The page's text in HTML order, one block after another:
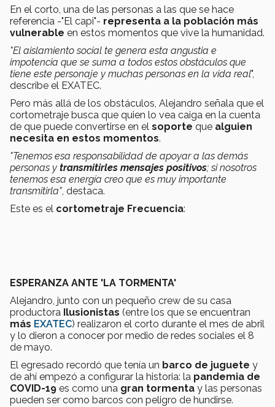
En el corto, una de las personas a las que se hace
referencia -"El capi"- representa a la población más
vulnerable en estos momentos que vive la humanidad.
"El aislamiento social te genera esta angustia e
impotencia que se suma a todos estos obstáculos que
tiene este personaje y muchas personas en la vida real",
describe el EXATEC.
Pero más allá de los obstáculos, Alejandro señala que el
cortometraje busca que quien lo vea caiga en la cuenta
de que puede convertirse en el soporte que alguien
necesita en estos momentos.
"Tenemos esa responsabilidad de apoyar a las demás
personas y transmitirles mensajes positivos; si nosotros
tenemos esa energía creo que es muy importante
transmitirla", destaca.
Este es el cortometraje Frecuencia:
ESPERANZA ANTE 'LA TORMENTA'
Alejandro, junto con un pequeño crew de su casa
productora Ilusionistas (entre los que se encuentran
más EXATEC) realizaron el corto durante el mes de abril
y lo dieron a conocer por medio de redes sociales el 8
de mayo.
El egresado recordó que tenía un barco de juguete y
de ahí empezó a configurar la historia: la pandemia de
COVID-19 es como una gran tormenta y las personas
pueden ser como barcos con peligro de hundirse.